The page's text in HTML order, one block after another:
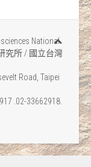
National
究所 / 國立台灣
Road, Taipei
.02-33662918.